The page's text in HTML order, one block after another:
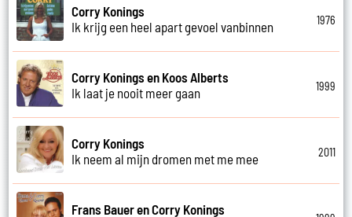
Corry Konings
Ik krijg een heel apart gevoel vanbinnen
1976
Corry Konings en Koos Alberts
Ik laat je nooit meer gaan
1999
Corry Konings
Ik neem al mijn dromen met me mee
2011
Frans Bauer en Corry Konings